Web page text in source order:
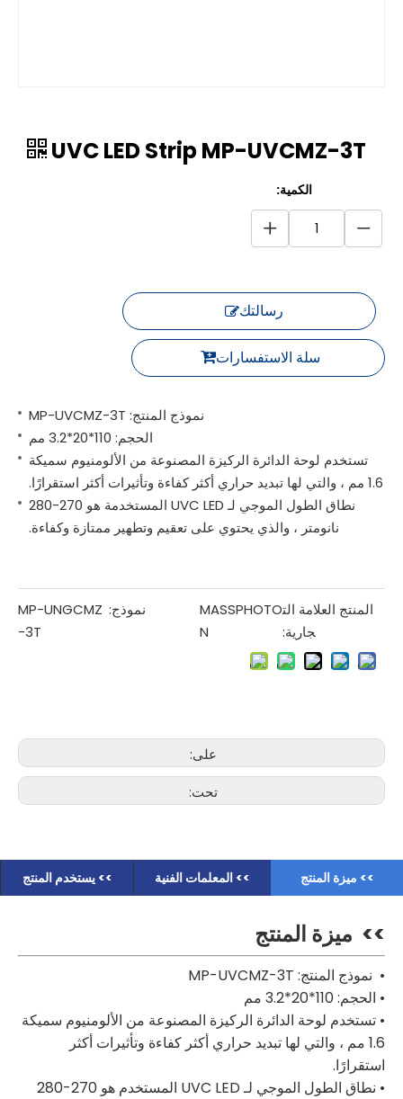
UVC LED Strip MP-UVCMZ-3T
الكمية:
رسالتك
سلة الاستفسارات
نموذج المنتج: MP-UVCMZ-3T
الحجم: 110*20*3.2 مم
تستخدم لوحة الدائرة الركيزة المصنوعة من الألومنيوم سميكة
1.6 مم ، والتي لها تبديد حراري أكثر كفاءة وتأثيرات أكثر استقرارًا.
نطاق الطول الموجي لـ UVC LED المستخدمة هو 270-280
نانومتر ، والذي يحتوي على تعقيم وتطهير ممتازة وكفاءة.
نموذج: MP-UNGCMZ
-3T
المنتج العلامة الت
جارية:
MASSPHOTO
N
على:
تحت:
>> ميزة المنتج >> المعلمات الفنية >> يستخدم المنتج
>> ميزة المنتج
• نموذج المنتج: MP-UVCMZ-3T
• الحجم: 110*20*3.2 مم
• تستخدم لوحة الدائرة الركيزة المصنوعة من الألومنيوم سميكة
1.6 مم ، والتي لها تبديد حراري أكثر كفاءة وتأثيرات أكثر
استقرارًا.
• نطاق الطول الموجي لـ UVC LED المستخدم هو 270-280